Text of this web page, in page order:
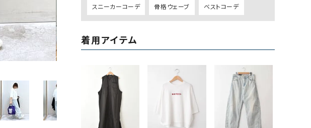
帽子
ソックス・その他雑貨
ASFVLT（アスファルト） mizuiro ind（ミズイロ イン
Ampersand（アンパサンド） MICALLE MICALLE（ミカ
Antiquite's（アンティークス）
リー）
ORDINARY FITS（オーディ
ツ）
blue willow（ブルーウィロー） Osmosis（オズモシス）
blue willow（ブルーウィロー） prit（プリット）
CUBE SUGAR（キューブシュガー） PUMA（プーマ）
スニーカーコーデ 骨格ウェーブ ベストコーデ
着用アイテム